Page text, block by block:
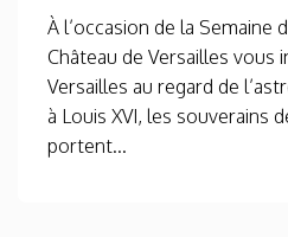
À l’occasion de la Semaine
Château de Versailles vous
Versailles au regard de
à Louis XVI, les souverains
portent...